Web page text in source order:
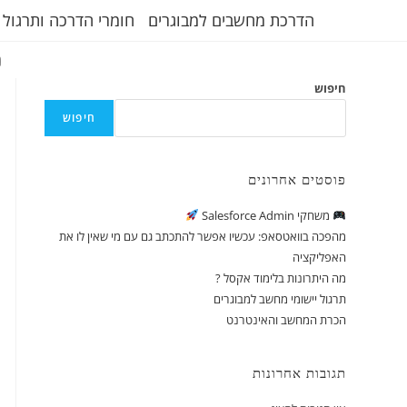
הדרכת מחשבים למבוגרים חומרי הדרכה
חיפוש
חיפוש
פוסטים אחרונים
משחקי Salesforce Admin
מהפכה בוואטסאפ: עכשיו אפשר להתכתב גם עם מי שאין לו את
האפליקציה
מה היתרונות בלימוד אקסל ?
תרגול יישומי מחשב למבוגרים
הכרת המחשב והאינטרנט
תגובות אחרונות